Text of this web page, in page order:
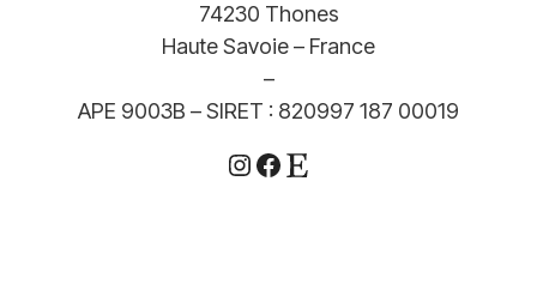
74230 Thones
Haute Savoie – France
–
APE 9003B – SIRET : 820997 187 00019
Instagram
Facebook
Etsy